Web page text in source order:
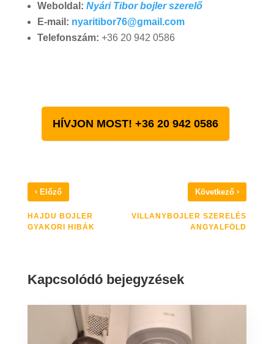
Weboldal: Nyári Tibor bojler szerelő
E-mail: nyaritibor76@gmail.com
Telefonszám: +36 20 942 0586
HÍVJON MOST! +36 20 942 0586
‹Előző
HAJDU BOJLER
GYAKORI HIBÁK
Következő›
VILLANYBOJLER SZERELÉS
ANGYALFÖLD
Kapcsolódó bejegyzések